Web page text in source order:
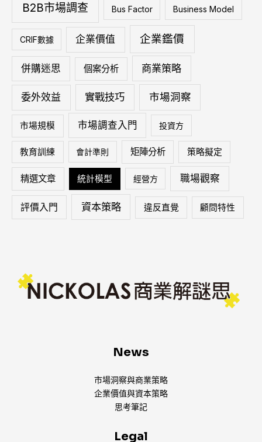
B2B市場調查 Bus Factor Business Model
CRIF數據 企業價值 企業鑑價
併購迷思 個案分析 商業策略
委外效益 實戰技巧 市場洞察
市場規模 市場調查入門 投資方
教育訓練 會計準則 矩陣分析 策略擬定
精選文章 統計模型 經營方 職場觀察
評價入門 資本策略 違反直覺 顧問特性
News
市場洞察與商業策略
企業價值與資本策略
思考筆記
Legal